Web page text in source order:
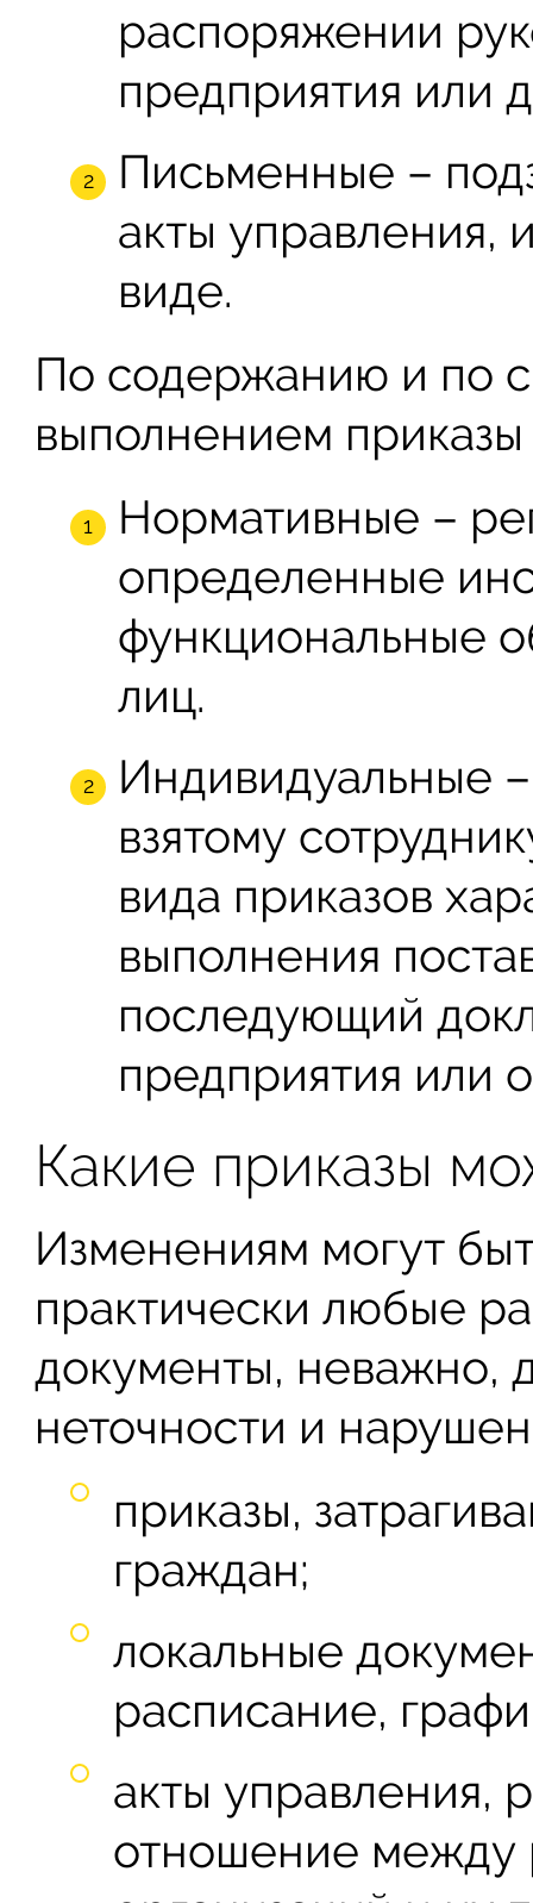
распоряжении
предприятия или
Письменные –
акты управления,
виде.
По содержанию и по
выполнением
Нормативные –
определенные
функциональные
лиц.
Индивидуальные –
взятому
вида приказов
выполнения
последующий
предприятия или
Какие приказы
Изменениям могут
практически любые
документы, неважно,
неточности и
приказы,
граждан;
локальные
расписание,
акты управления,
отношение между